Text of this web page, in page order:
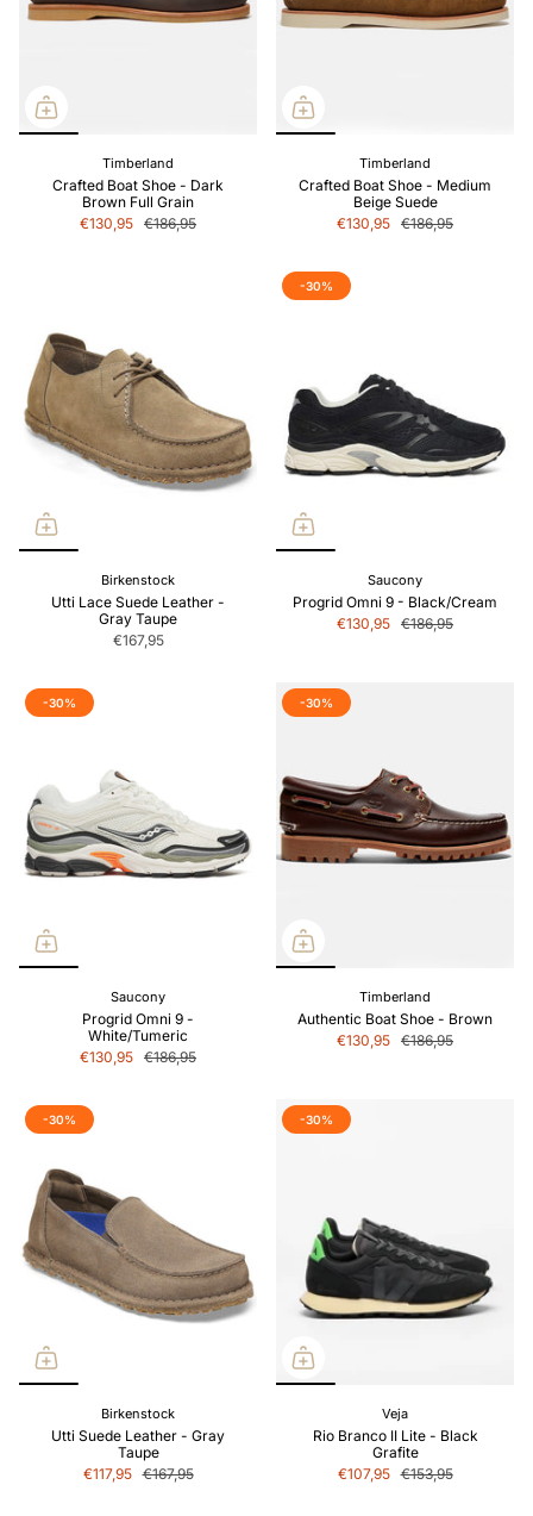
Timberland
Crafted Boat Shoe - Dark
Brown Full Grain
€130,95 €186,95
Timberland
Crafted Boat Shoe - Medium
Beige Suede
€130,95 €186,95
Birkenstock
Utti Lace Suede Leather -
Gray Taupe
€167,95
-30%
Saucony
Progrid Omni 9 - Black/Cream
€130,95 €186,95
-30%
Saucony
Progrid Omni 9 -
White/Tumeric
€130,95 €186,95
-30%
Timberland
Authentic Boat Shoe - Brown
€130,95 €186,95
-30%
Birkenstock
Utti Suede Leather - Gray
Taupe
€117,95 €167,95
-30%
Veja
Rio Branco II Lite - Black
Grafite
€107,95 €153,95